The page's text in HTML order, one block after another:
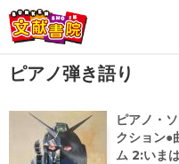
会員登録
ログイン
ピアノ弾き語り
ピアノ・
クション●
ム 2:いま